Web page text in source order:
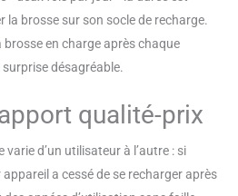
la brosse sur son socle de recharge.
brosse en charge après chaque
désagréable.
qualité-prix
varie d’un utilisateur à l’autre : si
a cessé de se recharger après